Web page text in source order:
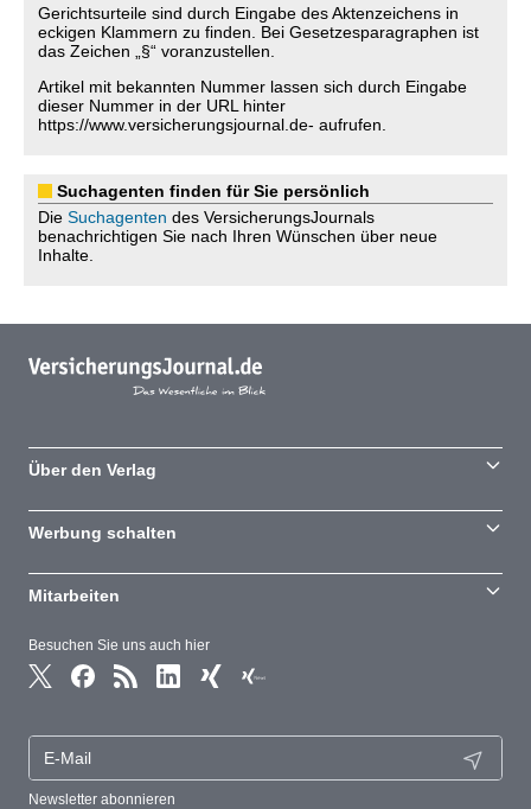
Gerichtsurteile sind durch Eingabe des Aktenzeichens in
eckigen Klammern zu finden. Bei Gesetzesparagraphen ist
das Zeichen „§“ voranzustellen.
Artikel mit bekannten Nummer lassen sich durch Eingabe
dieser Nummer in der URL hinter
https://www.versicherungsjournal.de- aufrufen.
Suchagenten finden für Sie persönlich
Die Suchagenten des VersicherungsJournals
benachrichtigen Sie nach Ihren Wünschen über neue
Inhalte.
Besuchen Sie uns auch hier
Newsletter abonnieren
Über den Verlag
Werbung schalten
Mitarbeiten